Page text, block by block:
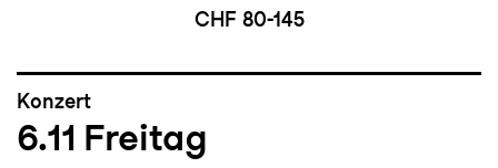
CHF 80-145
Konzert
6.11 Freitag